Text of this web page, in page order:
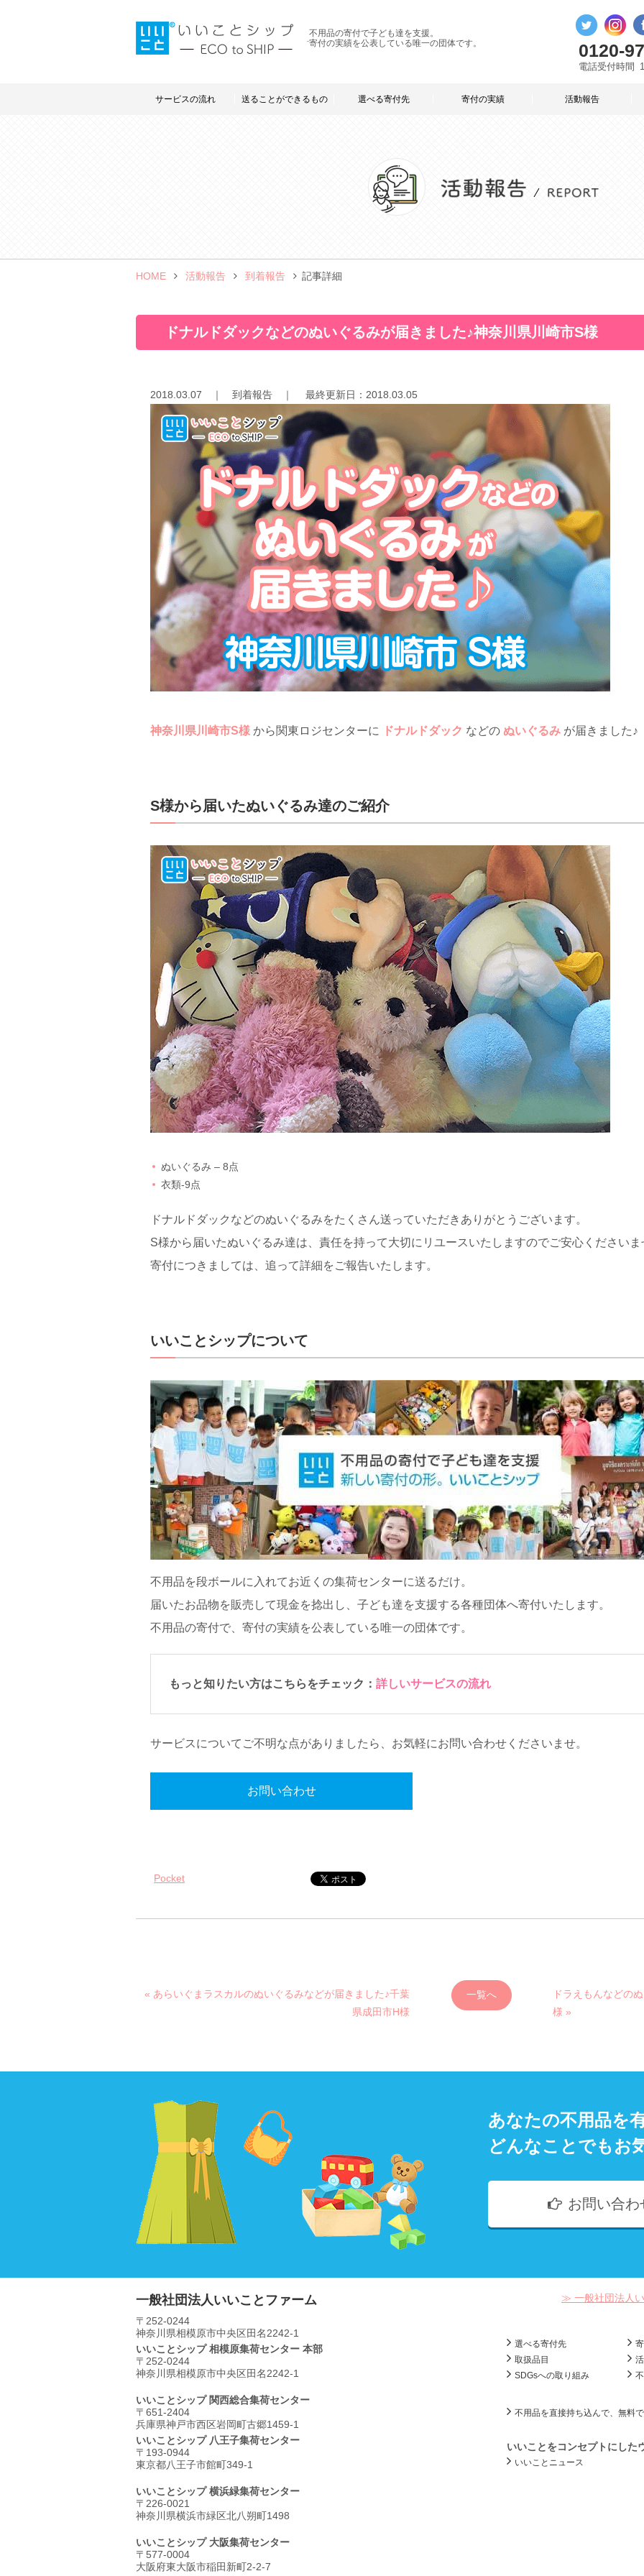
不用品の寄付で子ども達を支援。
寄付の実績を公表している唯一の団体です。
0120-
電話受付時間
サービスの流れ 送ることができるもの 選べる寄付先 寄付の実績 活動報告
HOME 活動報告 到着報告 記事詳細
ドナルドダックなどのぬいぐるみが届きました♪神奈川県川崎市S様
2018.03.07 ｜ 到着報告 ｜ 最終更新日： 2018.03.05
神奈川県川崎市S様 から関東ロジセンターに ドナルドダック などの ぬいぐるみ が届きました♪
S様から届いたぬいぐるみ達のご紹介
ぬいぐるみ – 8点
衣類-9点
ドナルドダックなどのぬいぐるみをたくさん送っていただきありがとうございます。
S様から届いたぬいぐるみ達は、責任を持って大切にリユースいたしますのでご安心くださいま
寄付につきましては、追って詳細をご報告いたします。
いいことシップについて
不用品を段ボールに入れてお近くの集荷センターに送るだけ。
届いたお品物を販売して現金を捻出し、子ども達を支援する各種団体へ寄付いたします。
不用品の寄付で、寄付の実績を公表している唯一の団体です。
もっと知りたい方はこちらをチェック： 詳しいサービスの流れ
サービスについてご不明な点がありましたら、お気軽にお問い合わせくださいませ。
お問い合わせ
Pocket
« あらいぐまラスカルのぬいぐるみなどが届きました♪千葉
県成田市H様
一覧へ
ドラえもんなどの
様 »
あなたの不用品を
どんなことでもお
お問い合
一般社団法人いいことファーム
〒252-0244
神奈川県相模原市中央区⽥名2242-1
いいことシップ 相模原集荷センター 本部
〒252-0244
神奈川県相模原市中央区⽥名2242-1
いいことシップ 関西総合集荷センター
〒651-2404
兵庫県神戸市西区岩岡町古郷1459-1
いいことシップ 八王子集荷センター
〒193-0944
東京都八王子市館町349-1
いいことシップ 横浜緑集荷センター
〒226-0021
神奈川県横浜市緑区北八朔町1498
いいことシップ 大阪集荷センター
〒577-0004
大阪府東大阪市稲田新町2-2-7
≫ 一般社団法人
選べる寄付先
取扱品目
SDGsへの取り組み
不用品を直接持ち込んで、無料
いいことをコンセプトにした
いいことニュース